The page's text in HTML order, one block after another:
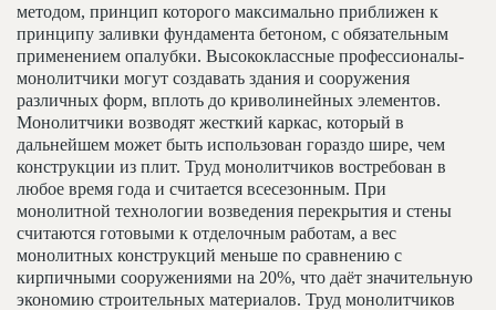
методом, принцип которого максимально приближен к
принципу заливки фундамента бетоном, с обязательным
применением опалубки. Высококлассные профессионалы-
монолитчики могут создавать здания и сооружения
различных форм, вплоть до криволинейных элементов.
Монолитчики возводят жесткий каркас, который в
дальнейшем может быть использован гораздо шире, чем
конструкции из плит. Труд монолитчиков востребован в
любое время года и считается всесезонным. При
монолитной технологии возведения перекрытия и стены
считаются готовыми к отделочным работам, а вес
монолитных конструкций меньше по сравнению с
кирпичными сооружениями на 20%, что даёт значительную
экономию строительных материалов. Труд монолитчиков